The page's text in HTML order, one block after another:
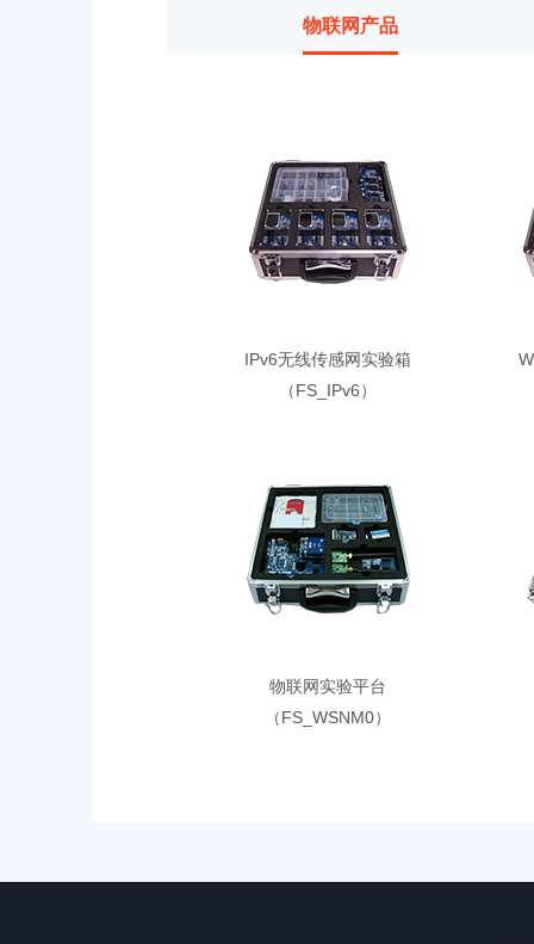
物联网产品
IPv6无线传感网实验箱
（FS_IPv6）
物联网实验平台
（FS_WSNM0）